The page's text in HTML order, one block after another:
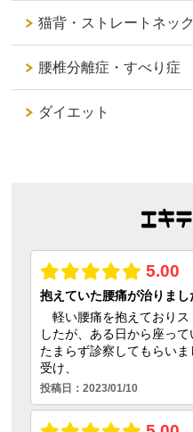
猫背・ストレートネック
腰椎分離症・すべり症
ダイエット